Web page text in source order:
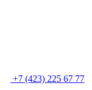
+7 (423) 225 67 77